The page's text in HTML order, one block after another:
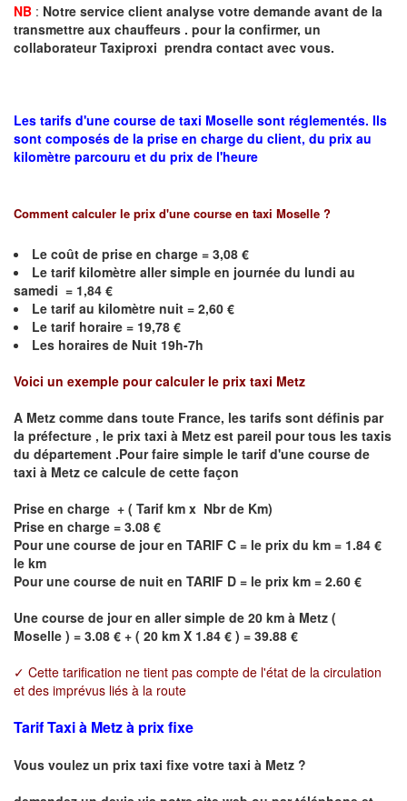
NB : Notre service client analyse votre demande avant de la
transmettre aux chauffeurs . pour la confirmer, un
collaborateur Taxiproxi prendra contact avec vous.
Les tarifs d'une course de taxi Moselle sont réglementés. Ils
sont composés de la prise en charge du client, du prix au
kilomètre parcouru et du prix de l'heure
Comment calculer le prix d'une course en taxi Moselle ?
Le coût de prise en charge = 3,08 €
Le tarif kilomètre aller simple en journée du lundi au
samedi = 1,84 €
Le tarif au kilomètre nuit = 2,60 €
Le tarif horaire = 19,78 €
Les horaires de Nuit 19h-7h
Voici un exemple pour calculer le prix taxi Metz
A Metz comme dans toute France, les tarifs sont définis par
la préfecture , le prix taxi à Metz est pareil pour tous les taxis
du département .Pour faire simple le tarif d'une course de
taxi à Metz ce calcule de cette façon
Prise en charge + ( Tarif km x Nbr de Km)
Prise en charge = 3.08 €
Pour une course de jour en TARIF C = le prix du km = 1.84 €
le km
Pour une course de nuit en TARIF D = le prix km = 2.60 €
Une course de jour en aller simple de 20 km à Metz (
Moselle ) = 3.08 € + ( 20 km X 1.84 € ) = 39.88 €
✓ Cette tarification ne tient pas compte de l'état de la circulation
et des imprévus liés à la route
Tarif Taxi à Metz à prix fixe
Vous voulez un prix taxi fixe votre taxi à Metz ?